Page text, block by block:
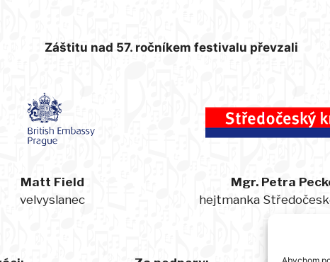
Záštitu nad 57. ročníkem festivalu převzali
Matt Field
velvyslanec
Mgr. Petra
hejtmanka